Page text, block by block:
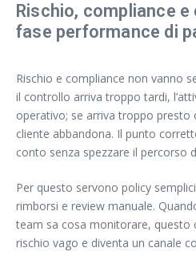
Rischio, compliance
fase performance di
Rischio e compliance non vanno
il controllo arriva troppo tardi,
operativo; se arriva troppo
cliente abbandona. Il punto
conto senza spezzare il percorso
Per questo servono policy
rimborsi e review manuale.
team sa cosa monitorare, questo
rischio vago e diventa un canale